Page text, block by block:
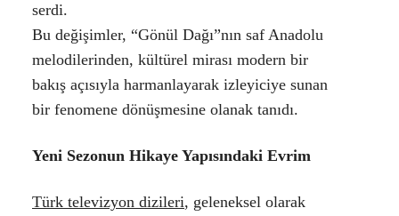
serdi.
Bu değişimler, “Gönül Dağı”nın saf Anadolu
melodilerinden, kültürel mirası modern bir
bakış açısıyla harmanlayarak izleyiciye sunan
bir fenomene dönüşmesine olanak tanıdı.
Yeni Sezonun Hikaye Yapısındaki Evrim
Türk televizyon dizileri, geleneksel olarak